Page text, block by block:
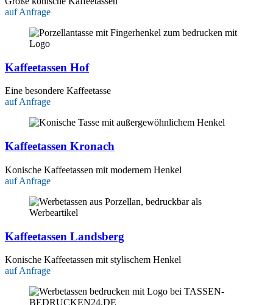
auf Anfrage
Kaffeetassen Hof
Eine besondere Kaffeetasse
auf Anfrage
Kaffeetassen Kronach
Konische Kaffeetassen mit modernem Henkel
auf Anfrage
Kaffeetassen Landsberg
Konische Kaffeetassen mit stylischem Henkel
auf Anfrage